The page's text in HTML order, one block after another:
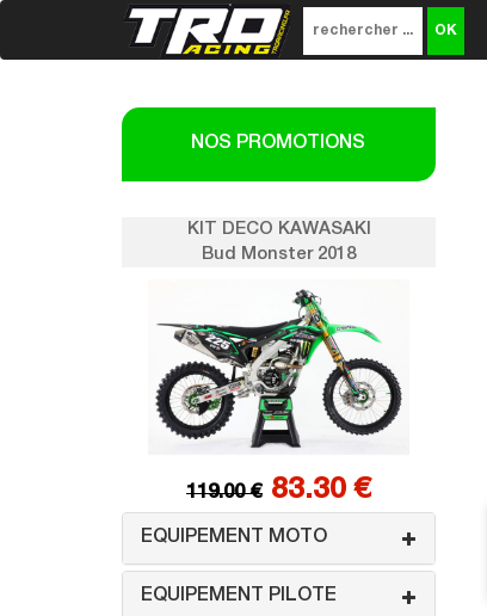
NOS PROMOTIONS
KIT DECO KAWASAKI
Bud Monster 2018
83.30 €
EQUIPEMENT MOTO
EQUIPEMENT PILOTE